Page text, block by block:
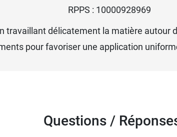
RPPS : 10000928969
travaillant délicatement la matière
pour favoriser une application
Questions /